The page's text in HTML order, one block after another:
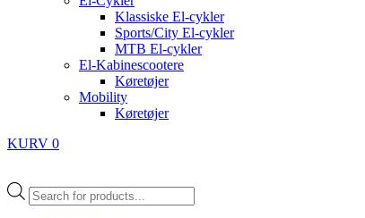
Klassiske El-cykler
Sports/City El-cykler
MTB El-cykler
El-Kabinescootere
Køretøjer
Mobility
Køretøjer
KURV 0
Products
search